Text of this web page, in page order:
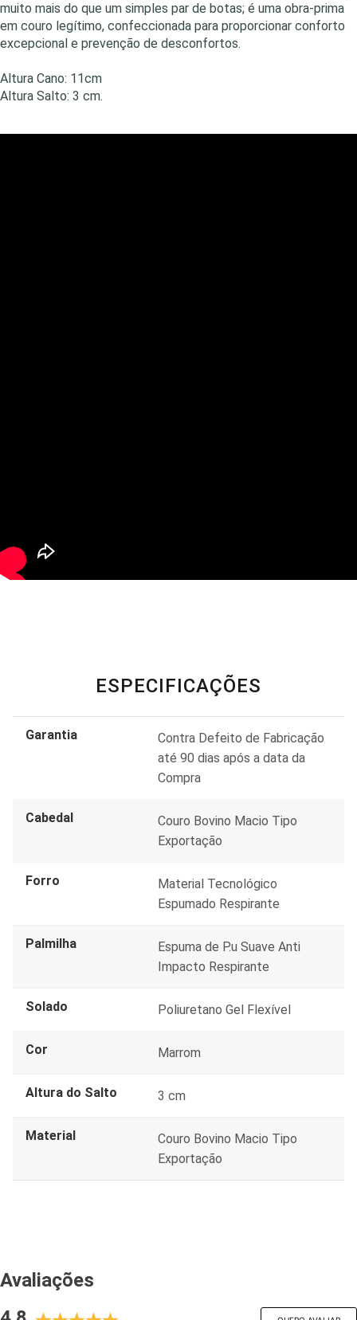
muito mais do que um simples par de botas; é uma obra-prima
em couro legítimo, confeccionada para proporcionar conforto
excepcional e prevenção de desconfortos.
Altura Cano: 11cm
Altura Salto: 3 cm.
ESPECIFICAÇÕES
Garantia
Contra Defeito de Fabricação
até 90 dias após a data da
Compra
Cabedal
Couro Bovino Macio Tipo
Exportação
Forro
Material Tecnológico
Espumado Respirante
Palmilha
Espuma de P.u Suave Anti
Impacto Respirante
Solado Poliuretano Gel Flexível
Cor Marrom
Altura do Salto 3 cm
Material
Couro Bovino Macio Tipo
Exportação
Avaliações